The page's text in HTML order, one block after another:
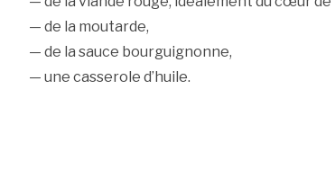
— de la moutarde,
— de la sauce bourguignonne,
— une casserole d’huile.